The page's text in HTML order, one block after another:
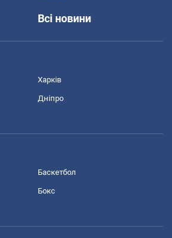
Всі новини
Харків
Дніпро
Баскетбол
Бокс